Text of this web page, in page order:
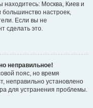
находитесь: Москва, Киев и
большинство настроек,
Если вы не
сделать это.
неправильное!
пояс, но время
неправильно установлено
для устранения проблемы.